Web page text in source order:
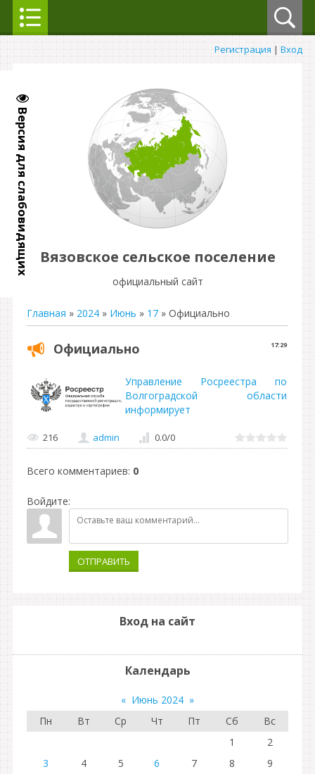
Версия для слабовидящих
Регистрация | Вход
Вязовское сельское поселение
официальный сайт
Главная » 2024 » Июнь » 17 » Официально
17:29
Официально
Управление Росреестра по
Волгоградской области
информирует
216 admin 0.0/0
Всего комментариев: 0
Войдите:
ОТПРАВИТЬ
Вход на сайт
Календарь
« Июнь 2024 »
Пн
Вт Ср Чт Пт Сб
Вс
1
2
3
4 5 6 7 8
9